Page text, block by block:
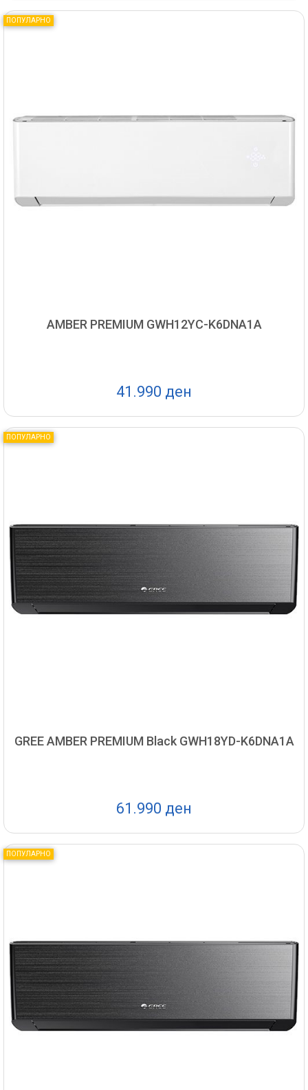
ПОПУЛАРНО
AMBER PREMIUM GWH12YC-K6DNA1A
41.990 ден
ПОПУЛАРНО
GREE AMBER PREMIUM Black GWH18YD-K6DNA1A
61.990 ден
ПОПУЛАРНО